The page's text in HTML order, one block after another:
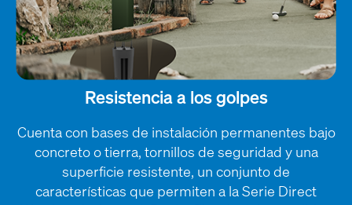
Resistencia a los golpes
Cuenta con bases de instalación permanentes bajo
concreto o tierra, tornillos de seguridad y una
superficie resistente, un conjunto de
características que permiten a la Serie Direct